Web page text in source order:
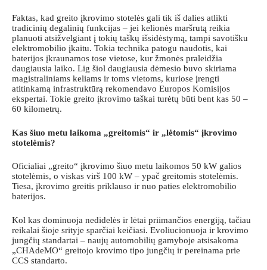
Faktas, kad greito įkrovimo stotelės gali tik iš dalies atlikti
tradicinių degalinių funkcijas – jei kelionės maršrutą reikia
planuoti atsižvelgiant į tokių taškų išsidėstymą, tampi savotišku
elektromobilio įkaitu. Tokia technika patogu naudotis, kai
baterijos įkraunamos tose vietose, kur žmonės praleidžia
daugiausia laiko. Lig šiol daugiausia dėmesio buvo skiriama
magistraliniams keliams ir toms vietoms, kuriose įrengti
atitinkamą infrastruktūrą rekomendavo Europos Komisijos
ekspertai. Tokie greito įkrovimo taškai turėtų būti bent kas 50 –
60 kilometrų.
Kas šiuo metu laikoma „greitomis“ ir „lėtomis“ įkrovimo
stotelėmis?
Oficialiai „greito“ įkrovimo šiuo metu laikomos 50 kW galios
stotelėmis, o viskas virš 100 kW – ypač greitomis stotelėmis.
Tiesa, įkrovimo greitis priklauso ir nuo paties elektromobilio
baterijos.
Kol kas dominuoja nedidelės ir lėtai priimančios energiją, tačiau
reikalai šioje srityje sparčiai keičiasi. Evoliucionuoja ir krovimo
jungčių standartai – naujų automobilių gamyboje atsisakoma
„CHAdeMO“ greitojo krovimo tipo jungčių ir pereinama prie
CCS standarto.